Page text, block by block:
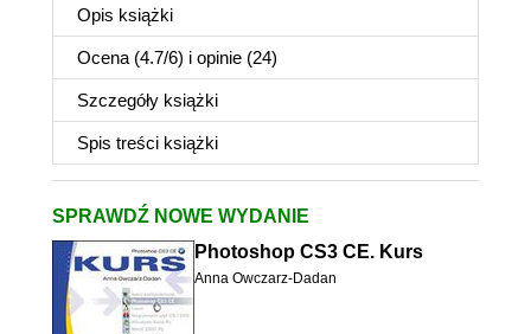
Opis książki
Ocena (4.7/6) i opinie (24)
Szczegóły książki
Spis treści książki
SPRAWDŹ NOWE WYDANIE
Photoshop CS3 CE. Kurs
Anna Owczarz-Dadan